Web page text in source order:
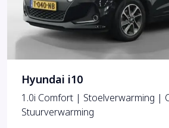
Hyundai i10
1.0i Comfort | Stoelverwarming |
Stuurverwarming